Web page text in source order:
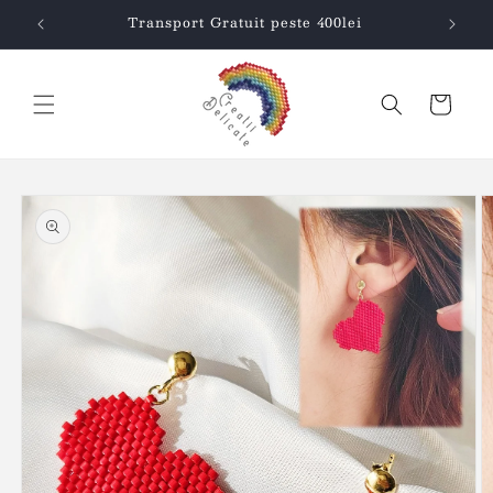
Salt la
conținut
Transport Gratuit peste 400lei
Coș
despre
produs